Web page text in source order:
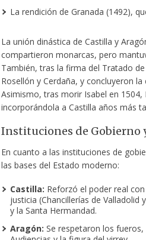
La rendición de Granada (1492),
La unión dinástica de Castilla y
compartieron monarcas, pero
También, tras la firma del Tratado
Rosellón y Cerdaña, y concluyeron
Asimismo, tras morir Isabel en
incorporándola a Castilla años más
Instituciones de Gobierno
En cuanto a las instituciones de
las bases del Estado moderno:
Castilla: Reforzó el poder real
justicia (Chancillerías de
y la Santa Hermandad.
Aragón: Se respetaron los